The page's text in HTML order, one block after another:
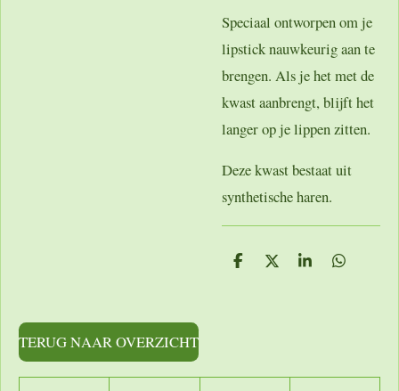
Speciaal ontworpen om je
lipstick nauwkeurig aan te
brengen. Als je het met de
kwast aanbrengt, blijft het
langer op je lippen zitten.
Deze kwast bestaat uit
synthetische haren.
D
D
S
D
TERUG NAAR OVERZICHT